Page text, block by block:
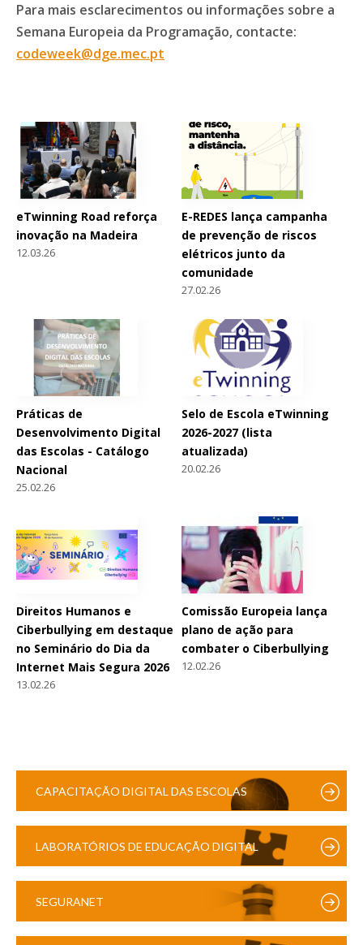
Para mais esclarecimentos ou informações sobre a
Semana Europeia da Programação, contacte:
codeweek@dge.mec.pt
eTwinning Road reforça
inovação na Madeira
12.03.26
E-REDES lança campanha
de prevenção de riscos
elétricos junto da
comunidade
27.02.26
Práticas de
Desenvolvimento Digital
das Escolas - Catálogo
Nacional
25.02.26
Selo de Escola eTwinning
2026-2027 (lista
atualizada)
20.02.26
Direitos Humanos e
Ciberbullying em destaque
no Seminário do Dia da
Internet Mais Segura 2026
13.02.26
Comissão Europeia lança
plano de ação para
combater o Ciberbullying
12.02.26
CAPACITAÇÃO DIGITAL DAS ESCOLAS
LABORATÓRIOS DE EDUCAÇÃO DIGITAL
SEGURANET